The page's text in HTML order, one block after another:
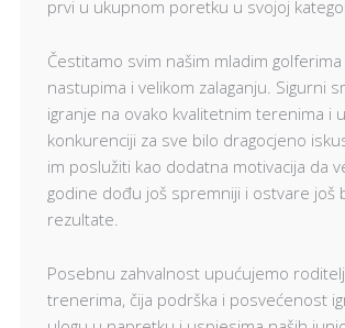
prvi u ukupnom poretku u svojoj
Čestitamo svim našim mladim golferima
nastupima i velikom zalaganju. Sigurni
igranje na ovako kvalitetnim terenima i
konkurenciji za sve bilo dragocjeno
im poslužiti kao dodatna motivacija da
godine dođu još spremniji i ostvare još
rezultate.
Posebnu zahvalnost upućujemo
trenerima, čija podrška i posvećenost